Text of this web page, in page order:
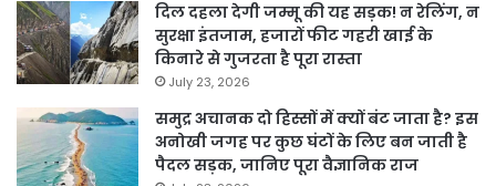
दिल दहला देगी जम्मू की यह सड़क! न रेलिंग, न
सुरक्षा इंतजाम, हजारों फीट गहरी खाई के
किनारे से गुजरता है पूरा रास्ता
July 23, 2026
समुद्र अचानक दो हिस्सों में क्यों बंट जाता है? इस
अनोखी जगह पर कुछ घंटों के लिए बन जाती है
पैदल सड़क, जानिए पूरा वैज्ञानिक राज